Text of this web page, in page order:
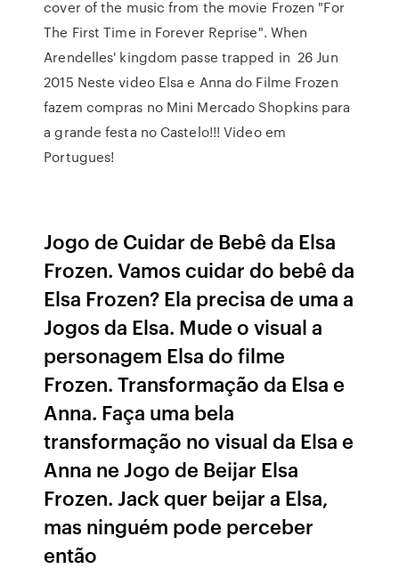
cover of the music from the movie Frozen "For
The First Time in Forever Reprise". When
Arendelles' kingdom passe trapped in 26 Jun
2015 Neste video Elsa e Anna do Filme Frozen
fazem compras no Mini Mercado Shopkins para
a grande festa no Castelo!!! Video em
Portugues!
Jogo de Cuidar de Bebê da Elsa
Frozen. Vamos cuidar do bebê da
Elsa Frozen? Ela precisa de uma a
Jogos da Elsa. Mude o visual a
personagem Elsa do filme
Frozen. Transformação da Elsa e
Anna. Faça uma bela
transformação no visual da Elsa e
Anna ne Jogo de Beijar Elsa
Frozen. Jack quer beijar a Elsa,
mas ninguém pode perceber
então